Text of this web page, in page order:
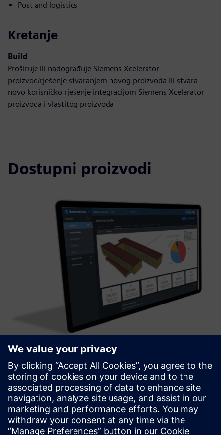
Post and logistics
Kretanje
Build
Proširuje ili nadograđuje Siemens Xcelerator
proizvod/rješenje stvaranjem novog proizvoda ili stvara
novo korisničko rješenje integracijom Siemens Xcelerator
proizvoda i vlastitog proizvoda
Dostupni proizvodi
SetMetrics
Alat za donošenje odluka zasnovan na podacima koji potiče
produktivnost i strogost inženjeringa za postizanje ESG-a i
financijskih ciljeva u portfelju nekretnina. Skup alata za
evaluaciju otkriva kako će nadogradnje raditi i komun...
Saznajte više